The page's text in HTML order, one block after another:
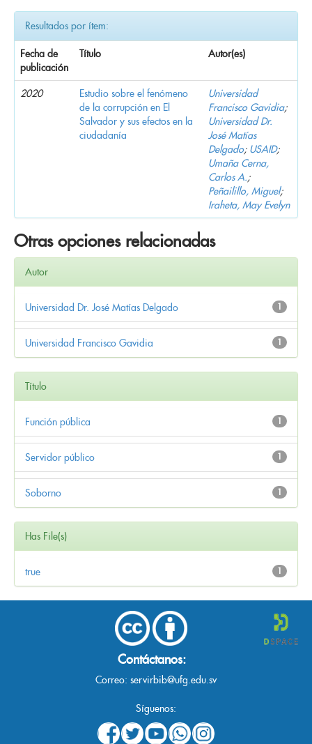
Resultados por ítem:
Fecha de
publicación
Título Autor(es)
2020
Estudio sobre el fenómeno
de la corrupción en El
Salvador y sus efectos en la
ciudadanía
Universidad
Francisco Gavidia;
Universidad Dr.
José Matías
Delgado; USAID;
Umaña Cerna,
Carlos A.;
Peñailillo, Miguel;
Iraheta, May Evelyn
Otras opciones relacionadas
Autor
1
Universidad Dr. José Matías Delgado
1
Universidad Francisco Gavidia
Título
1
Función pública
1
Servidor público
1
Soborno
Has File(s)
1
true
Contáctanos:
Correo: servirbib@ufg.edu.sv
Síguenos: